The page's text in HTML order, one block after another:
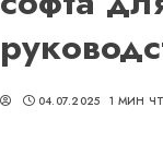
04.07.2025 1 МИН